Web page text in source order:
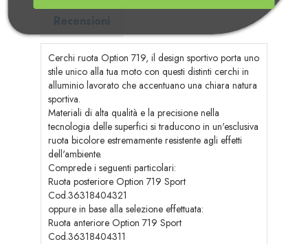
Recensioni
Cerchi ruota Option 719, il design sportivo porta uno
stile unico alla tua moto con questi distinti cerchi in
alluminio lavorato che accentuano una chiara natura
sportiva.
Materiali di alta qualità e la precisione nella
tecnologia delle superfici si traducono in un'esclusiva
ruota bicolore estremamente resistente agli effetti
dell'ambiente.
Comprede i seguenti particolari:
Ruota posteriore Option 719 Sport
Cod.36318404321
oppure in base alla selezione effettuata:
Ruota anteriore Option 719 Sport
Cod.36318404311